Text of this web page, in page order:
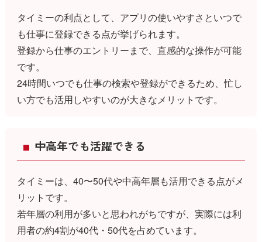
タイミーの利点として、アプリの使いやすさといつで
も仕事に登録できる点が挙げられます。
登録から仕事のエントリーまで、直感的な操作が可能
です。
24時間いつでも仕事の検索や登録ができるため、忙し
い方でも活用しやすいのが大きなメリットです。
中高年でも活躍できる
タイミーは、40〜50代や中高年層も活用できる点がメ
リットです。
若年層の利用が多いと思われがちですが、実際には利
用者の約4割が40代・50代を占めています。